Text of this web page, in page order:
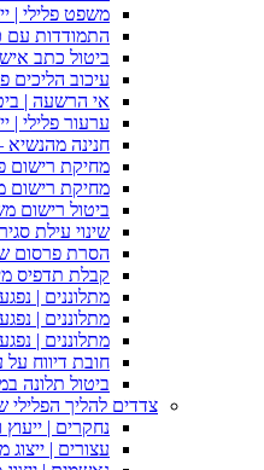
משפט פלילי |
התמודדות עם
ביטול כתב
עיכוב הליכים
אי הרשעה |
ערעור פלילי |
חנינה
מחיקת רישום
מחיקת רישום
ביטול רישום
שינוי עילת
הסרת פרסום
קבלת תדפיס
מתלוננים |
מתלוננים |
מתלוננים |
חובת דיווח
ביטול תלונה
צדדים להליך הפלילי
נחקרים | ייעוץ
עצורים |